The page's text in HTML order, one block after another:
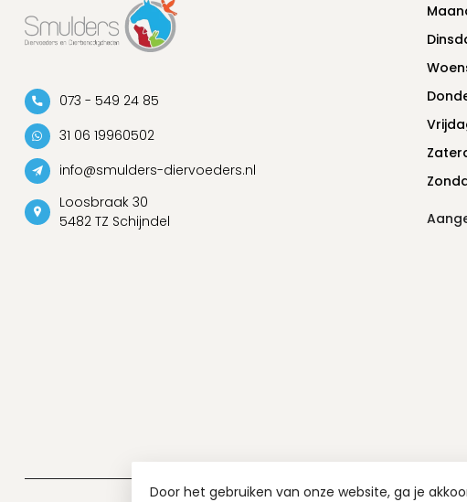
073 - 549 24 85
31 06 19960502
info@smulders-diervoeders.nl
Loosbraak 30
5482 TZ Schijndel
Door het gebruiken van onze website, ga je